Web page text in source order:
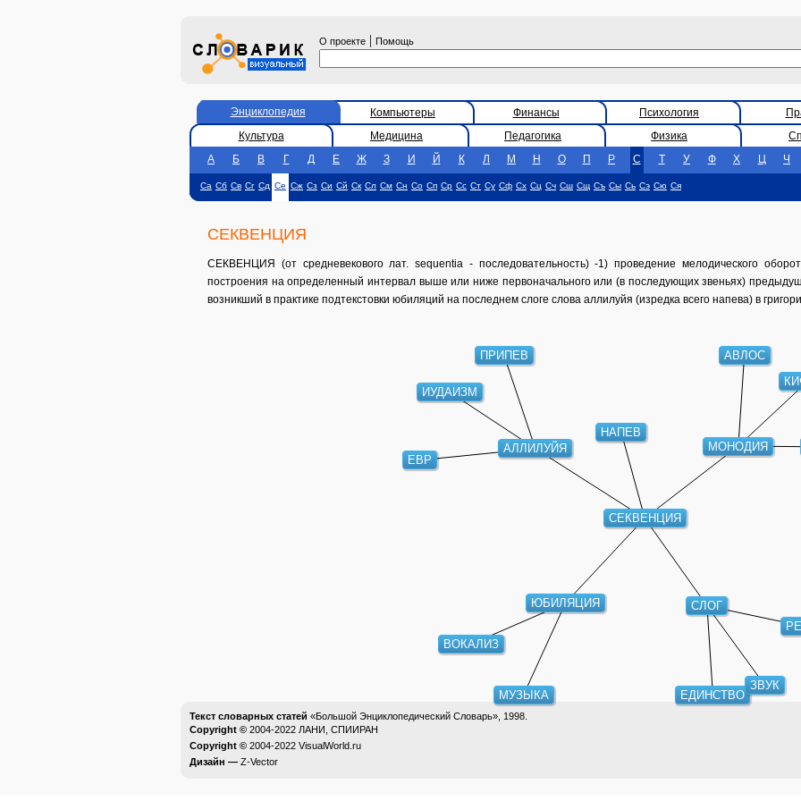
О проекте | Помощь
Энциклопедия Компьютеры Финансы Психология
Культура
Медицина Педагогика Физика
А
Б В Г Д Е Ж З И Й К Л М Н О П Р С Т У Ф Х Ц Ч
Са Сб Св Сг Сд Се Сж Сз Си Сй Ск Сл См Сн Со Сп Ср Сс Ст Су Сф Сх Сц Сч Сш Сщ Съ Сы Сь Сэ Сю Ся
СЕКВЕНЦИЯ
СЕКВЕНЦИЯ (от средневекового лат. sequentia - последовательность) -1) проведение мелодического
построения на определенный интервал выше или ниже первоначального или (в последующих звеньях)
возникший в практике подтекстовки юбиляций на последнем слоге слова аллилуйя (изредка всего напева) в
СЕКВЕНЦИЯ
АЛЛИЛУЙЯ
ЮБИЛЯЦИЯ
МОНОДИЯ
НАПЕВ
СЛОГ
ПРИПЕВ
ЕВР
ИУДАИЗМ
ВОКАЛИЗ
МУЗЫКА
АВЛОС
ЕДИНСТВО
ЗВУК
Текст словарных статей «Большой Энциклопедический Словарь», 1998.
Copyright © 2004-2022 ЛАНИ, СПИИРАН
Copyright © 2004-2022 VisualWorld.ru
Дизайн — Z-Vector